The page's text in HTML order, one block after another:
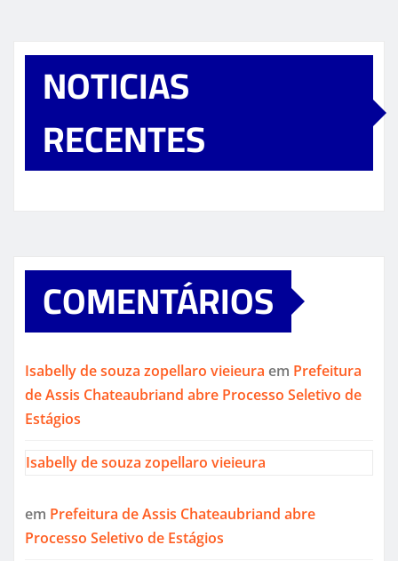
NOTICIAS
RECENTES
COMENTÁRIOS
Isabelly de souza zopellaro vieieura em Prefeitura
de Assis Chateaubriand abre Processo Seletivo de
Estágios
Isabelly de souza zopellaro vieieura
em Prefeitura de Assis Chateaubriand abre
Processo Seletivo de Estágios